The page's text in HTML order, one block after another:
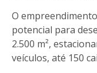
O
potencial para
2.500 m²,
veículos, até 150